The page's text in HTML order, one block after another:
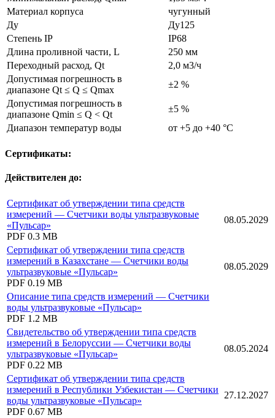
Материал корпуса
чугунный
Ду
Ду125
Степень IP
IP68
Длина проливной части, L
250 мм
Переходный расход, Qt
2,0 м3/ч
Допустимая погрешность в
диапазоне Qt ≤ Q ≤ Qmax
±2 %
Допустимая погрешность в
диапазоне Qmin ≤ Q < Qt
±5 %
Диапазон температур воды
от +5 до +40 °С
Сертификаты:
Действителен до:
Сертификат об утверждении типа средств
измерений — Счетчики воды ультразвуковые
«Пульсар»
PDF 0.3 MB
08.05.2029
Сертификат об утверждении типа средств
измерений в Казахстане — Счетчики воды
ультразвуковые «Пульсар»
PDF 0.19 MB
08.05.2029
Описание типа средств измерений — Счетчики
воды ультразвуковые «Пульсар»
PDF 1.2 MB
Свидетельство об утверждении типа средств
измерений в Белоруссии — Счетчики воды
ультразвуковые «Пульсар»
PDF 0.22 MB
08.05.2024
Сертификат об утверждении типа средств
измерений в Республики Узбекистан — Счетчики
воды ультразвуковые «Пульсар»
PDF 0.67 MB
27.12.2027